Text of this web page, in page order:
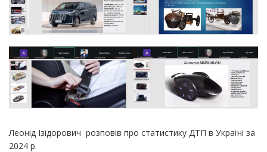
Леонід Ізідорович розповів про статистику ДТП в Україні за
2024 р.